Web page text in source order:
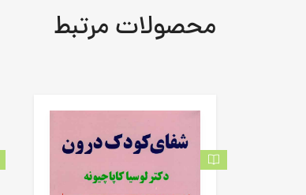
محصولات مرتبط